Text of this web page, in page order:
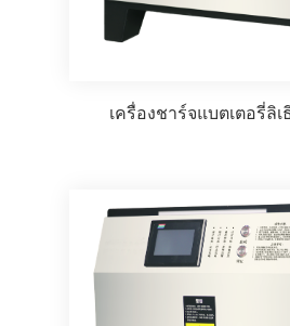
เครื่องชาร์จแบตเตอรี่ลิเ